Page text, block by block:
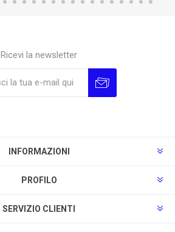
Ricevi la newsletter
INFORMAZIONI
PROFILO
SERVIZIO CLIENTI